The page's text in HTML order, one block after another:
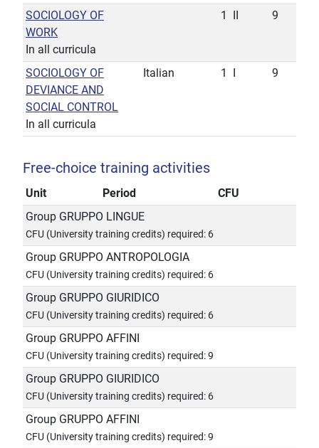
SOCIOLOGY OF
WORK
In all curricula
1 9
SOCIOLOGY OF
DEVIANCE AND
SOCIAL CONTROL
In all curricula
Italian 1 9
Free-choice training activities
Unit Period
CFU
Group GRUPPO LINGUE
CFU (University training credits) required: 6
Group GRUPPO ANTROPOLOGIA
CFU (University training credits) required: 6
Group GRUPPO GIURIDICO
CFU (University training credits) required: 6
Group GRUPPO AFFINI
CFU (University training credits) required: 9
Group GRUPPO GIURIDICO
CFU (University training credits) required: 6
Group GRUPPO AFFINI
CFU (University training credits) required: 9